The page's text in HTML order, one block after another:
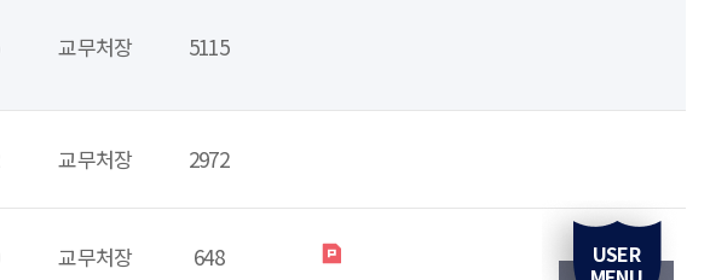
교무처장 5115
교무처장 2972
교무처장 648 USER